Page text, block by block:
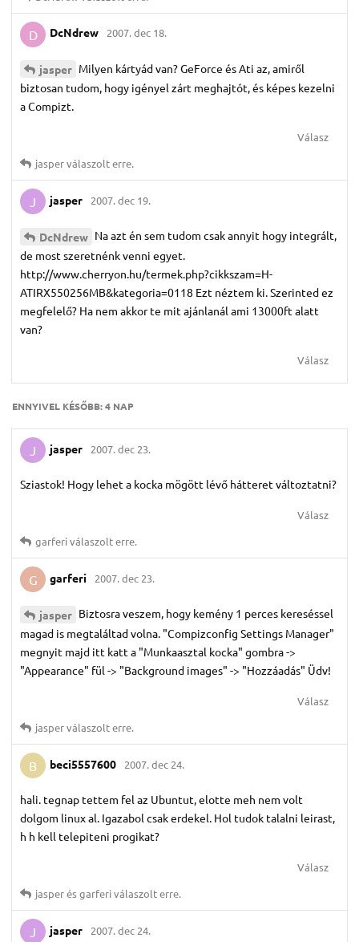
D DcNdrew 2007. dec 18.
jasper Milyen kártyád van? GeForce és Ati az, amiről
biztosan tudom, hogy igényel zárt meghajtót, és képes kezelni
a Compizt.
Válasz
jasperválaszolt erre.
J jasper 2007. dec 19.
DcNdrew Na azt én sem tudom csak annyit hogy integrált,
de most szeretnénk venni egyet.
http://www.cherryon.hu/termek.php?cikkszam=H-
ATIRX550256MB&kategoria=0118 Ezt néztem ki. Szerinted ez
megfelelő? Ha nem akkor te mit ajánlanál ami 13000ft alatt
van?
Válasz
ENNYIVEL KÉSŐBB:4 NAP
J jasper 2007. dec 23.
Sziastok! Hogy lehet a kocka mögött lévő hátteret változtatni?
Válasz
garferiválaszolt erre.
G garferi 2007. dec 23.
jasper Biztosra veszem, hogy kemény 1 perces kereséssel
magad is megtaláltad volna. "Compizconfig Settings Manager"
megnyit majd itt katt a "Munkaasztal kocka" gombra ->
"Appearance" fül -> "Background images" -> "Hozzáadás" Üdv!
Válasz
jasperválaszolt erre.
B beci5557600 2007. dec 24.
hali. tegnap tettem fel az Ubuntut, elotte meh nem volt
dolgom linux al. Igazabol csak erdekel. Hol tudok talalni leirast,
h h kell telepiteni progikat?
Válasz
jasperésgarferiválaszolt erre.
J jasper 2007. dec 24.